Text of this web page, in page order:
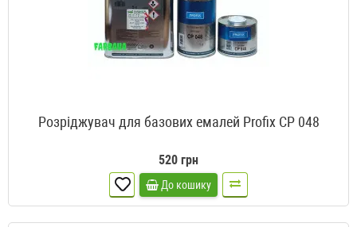
Розріджувач для базових емалей Profix CP 048
520 грн
До кошику